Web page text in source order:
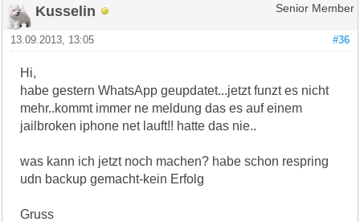
Kusselin Senior Member
#36
13.09.2013, 13:05
Hi,
habe gestern WhatsApp geupdatet...jetzt funzt es nicht
mehr..kommt immer ne meldung das es auf einem
jailbroken iphone net lauft!! hatte das nie..
was kann ich jetzt noch machen? habe schon respring
udn backup gemacht-kein Erfolg
Gruss